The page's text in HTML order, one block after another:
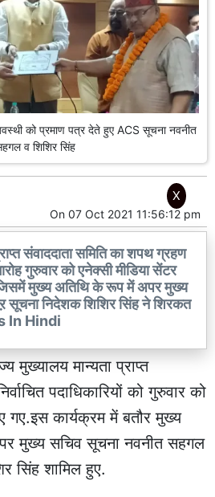
को प्रमाण पत्र देते हुए ACS सूचना नवनीत
व शिशिर सिंह
On 07 Oct 2021 11:56:12 pm
संवाददाता समिति का शपथ ग्रहण
गुरुवार को एनेक्सी मीडिया सेंटर
मुख्य अतिथि के रूप में अपर मुख्य
निदेशक शिशिर सिंह ने शिरकत
In Hindi
मुख्यालय मान्यता प्राप्त
पदाधिकारियों को गुरुवार को
गए.इस कार्यक्रम में बतौर मुख्य
मुख्य सचिव सूचना नवनीत सहगल
सिंह शामिल हुए.
X